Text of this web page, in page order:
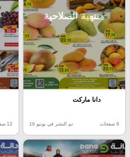
منتهية الصلاحية
دانا ماركت
9 صفحات تم النشر في يونيو 16 12 صفحات